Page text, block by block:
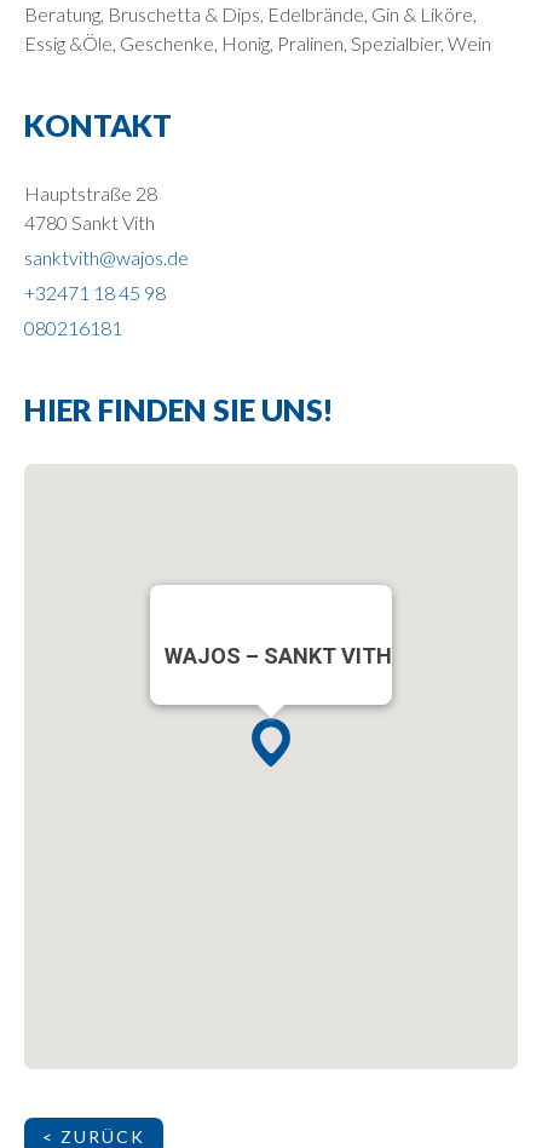
Beratung, Bruschetta & Dips, Edelbrände, Gin & Liköre,
Essig &Öle, Geschenke, Honig, Pralinen, Spezialbier, Wein
KONTAKT
Hauptstraße 28
4780 Sankt Vith
sanktvith@wajos.de
+32471 18 45 98
080216181
HIER FINDEN SIE UNS!
WAJOS – SANKT VITH
< ZURÜCK